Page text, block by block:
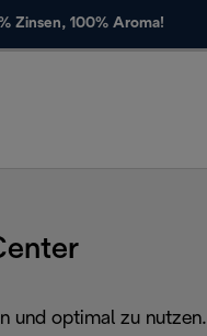
Zinsen, 100% Aroma!
und optimal zu nutzen.